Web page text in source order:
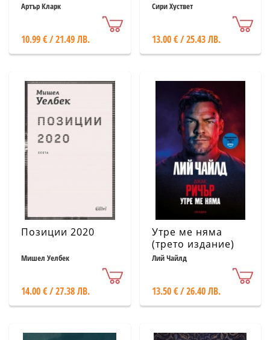
Артър Кларк
10.99 € / 21.49 ЛВ.
Сири Хуствет
13.00 € / 25.43 ЛВ.
Позиции 2020
Мишел Уелбек
14.00 € / 27.38 ЛВ.
Утре ме няма
(трето издание)
Лий Чайлд
13.50 € / 26.40 ЛВ.